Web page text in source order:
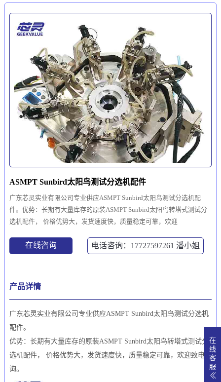
ASMPT Sunbird太阳鸟测试分选机配件
广东芯灵实业有限公司专业供应ASMPT Sunbird太阳鸟测试分选机配
件。优势：长期有大量库存的原装ASMPT Sunbird太阳鸟转塔式测试分
选机配件， 价格优势大，发货速度快，质量稳定可靠，欢迎
在线咨询 电话咨询：17727597261 潘小姐
产品详情
广东芯灵实业有限公司专业供应ASMPT Sunbird太阳鸟测试分选机
配件。
优势：长期有大量库存的原装ASMPT Sunbird太阳鸟转塔式测试分
选机配件， 价格优势大，发货速度快，质量稳定可靠，欢迎致电咨
询。
在
线
客
服